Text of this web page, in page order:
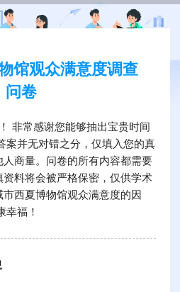
馆观众满意度调查
问卷
非常感谢您能够抽出宝贵时间
案并无对错之分，仅填入您的真
商量。问卷的所有内容都需要
料将会被严格保密，仅供学术
西夏博物馆观众满意度的因
幸福！